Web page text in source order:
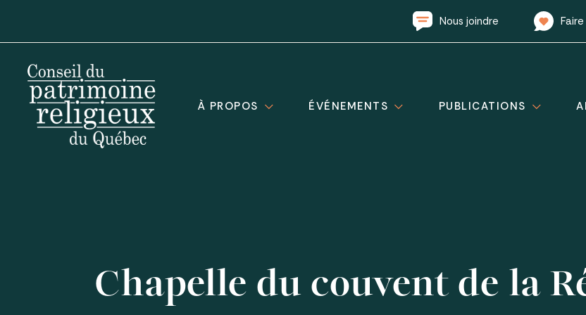
Nous joindre
À PROPOS ÉVÉNEMENTS PUBLICATIONS
Chapelle du couvent de la